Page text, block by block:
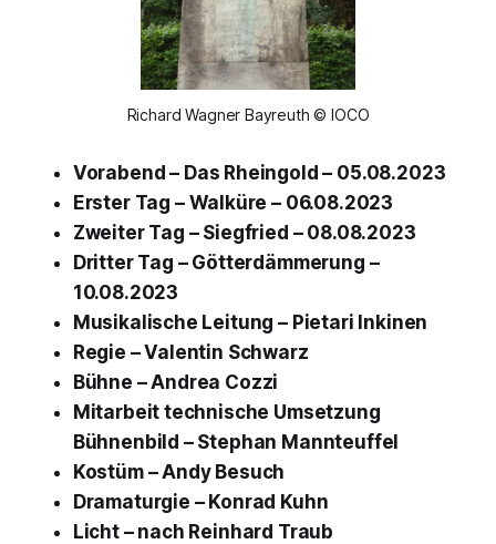
Richard Wagner Bayreuth © IOCO
Vorabend – Das Rheingold – 05.08.2023
Erster Tag – Walküre – 06.08.2023
Zweiter Tag – Siegfried – 08.08.2023
Dritter Tag – Götterdämmerung –
10.08.2023
Musikalische Leitung – Pietari Inkinen
Regie – Valentin Schwarz
Bühne – Andrea Cozzi
Mitarbeit technische Umsetzung
Bühnenbild – Stephan Mannteuffel
Kostüm – Andy Besuch
Dramaturgie – Konrad Kuhn
Licht – nach Reinhard Traub